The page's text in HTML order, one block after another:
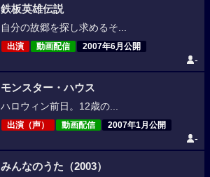
鉄板英雄伝説
自分の故郷を探し求めるそ...
出演 動画配信 2007年6月公開
-
モンスター・ハウス
ハロウィン前日。12歳の...
出演（声） 動画配信 2007年1月公開
-
みんなのうた（2003）